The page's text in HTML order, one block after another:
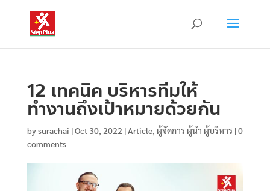
12 เทคนิค บริหารทีมให้
ทำงานถึงเป้าหมายด้วยกัน
bysurachai |Oct 30, 2022 |Article, ผู้จัดการ ผู้นำ ผู้บริหาร |0
comments